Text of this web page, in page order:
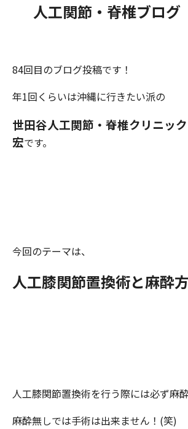
人工関節・脊椎ブロ
84回目のブログ投稿です！
年1回くらいは沖縄に行きたい派の
世田谷人工関節・脊椎クリニック
宏です。
今回のテーマは、
人工膝関節置換術と麻酔
人工膝関節置換術を行う際には必ず麻酔
麻酔無しでは手術は出来ません！(笑)